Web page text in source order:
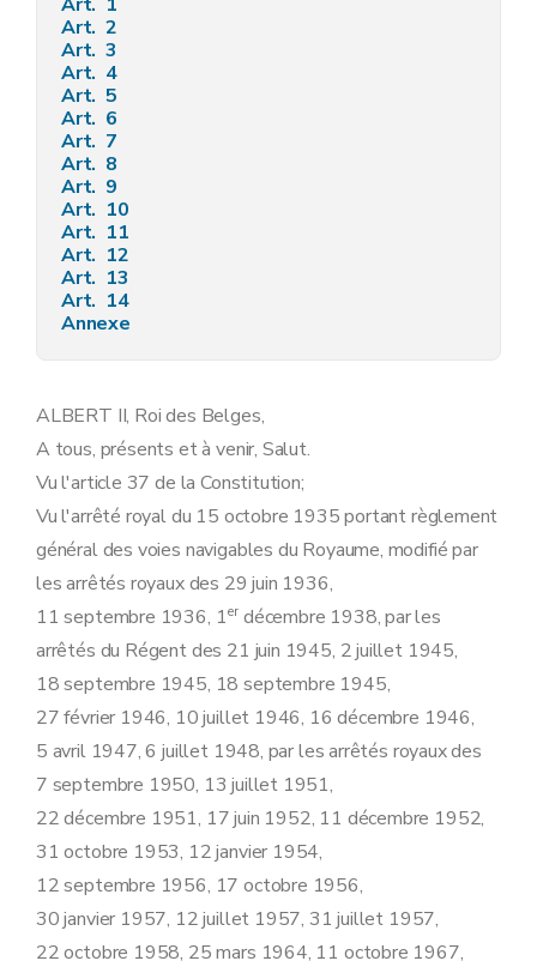
Art. 2
Art. 3
Art. 4
Art. 5
Art. 6
Art. 7
Art. 8
Art. 9
Art. 10
Art. 11
Art. 12
Art. 13
Art. 14
Annexe
ALBERT II, Roi des Belges,
A tous, présents et à venir, Salut.
Vu l'article 37 de la Constitution;
Vu l'arrêté royal du 15 octobre 1935 portant règlement
général des voies navigables du Royaume, modifié par
les arrêtés royaux des 29 juin 1936,
11 septembre 1936, 1er décembre 1938, par les
arrêtés du Régent des 21 juin 1945, 2 juillet 1945,
18 septembre 1945, 18 septembre 1945,
27 février 1946, 10 juillet 1946, 16 décembre 1946,
5 avril 1947, 6 juillet 1948, par les arrêtés royaux des
7 septembre 1950, 13 juillet 1951,
22 décembre 1951, 17 juin 1952, 11 décembre 1952,
31 octobre 1953, 12 janvier 1954,
12 septembre 1956, 17 octobre 1956,
30 janvier 1957, 12 juillet 1957, 31 juillet 1957,
22 octobre 1958, 25 mars 1964, 11 octobre 1967,